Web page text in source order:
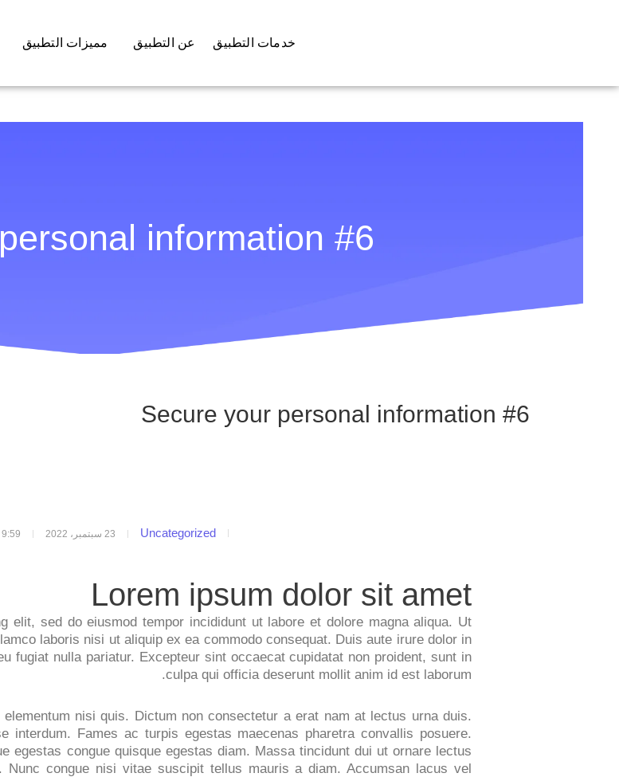
خدمات التطبيق عن التطبيق مميزات التطبيق
information #6
Secure your personal information #6
Uncategorized 23 سبتمبر، 2022 9:59 ص
Lorem ipsum dolor sit amet
elit, sed do eiusmod tempor incididunt ut labore et dolore magna aliqua. Ut
laboris nisi ut aliquip ex ea commodo consequat. Duis aute irure dolor in
fugiat nulla pariatur. Excepteur sint occaecat cupidatat non proident, sunt in
culpa qui officia deserunt mollit anim id est laborum.
nisi quis. Dictum non consectetur a erat nam at lectus urna duis.
interdum. Fames ac turpis egestas maecenas pharetra convallis posuere.
egestas congue quisque egestas diam. Massa tincidunt dui ut ornare lectus
congue nisi vitae suscipit tellus mauris a diam. Accumsan lacus vel